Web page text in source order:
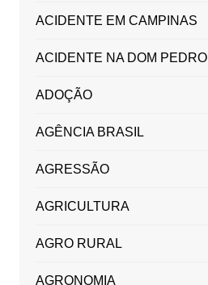
ACIDENTE EM CAMPINAS
ACIDENTE NA DOM PEDRO
ADOÇÃO
AGÊNCIA BRASIL
AGRESSÃO
AGRICULTURA
AGRO RURAL
AGRONOMIA